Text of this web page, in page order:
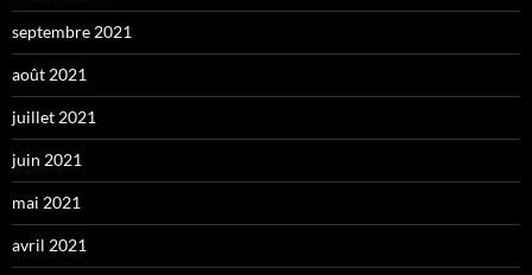
septembre 2021
août 2021
juillet 2021
juin 2021
mai 2021
avril 2021